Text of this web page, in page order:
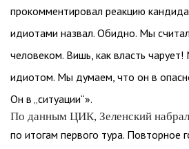
прокомментировал реакцию
идиотами назвал. Обидно. Мы
человеком. Вишь, как власть
идиотом. Мы думаем, что он в
Он в „ситуации“».
По данным ЦИК, Зеленский
по итогам первого тура. Повторное